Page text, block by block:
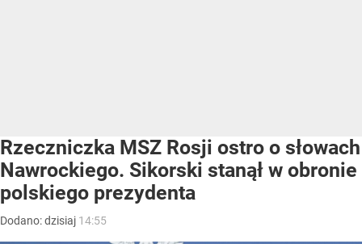
Rzeczniczka MSZ Rosji ostro o słowach
Nawrockiego. Sikorski stanął w obronie
polskiego prezydenta
Dodano:dzisiaj 14:55